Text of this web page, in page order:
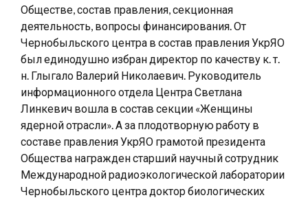
Обществе, состав правления, секционная
деятельность, вопросы финансирования. От
Чернобыльского центра в состав правления УкрЯО
был единодушно избран директор по качеству к. т.
н. Глыгало Валерий Николаевич. Руководитель
информационного отдела Центра Светлана
Линкевич вошла в состав секции «Женщины
ядерной отрасли». А за плодотворную работу в
составе правления УкрЯО грамотой президента
Общества награжден старший научный сотрудник
Международной радиоэкологической лаборатории
Чернобыльского центра доктор биологических